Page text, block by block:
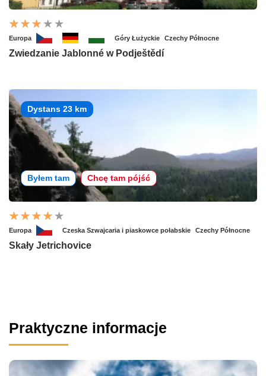
Europa Góry Łużyckie Czechy Północne
Zwiedzanie Jablonné w Podještědí
Dystans 23 km
Byłem tam Chcę tam pójść
Europa Czeska Szwajcaria i piaskowce połabskie Czechy Północne
Skały Jetrichovice
Praktyczne informacje